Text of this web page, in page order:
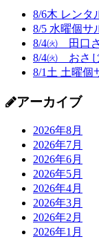
8/6木 レンタ
8/5 水曜個サ
8/4㈫ 田口
8/4㈫ おさ
8/1土 土曜個
アーカイブ
2026年8月
2026年7月
2026年6月
2026年5月
2026年4月
2026年3月
2026年2月
2026年1月